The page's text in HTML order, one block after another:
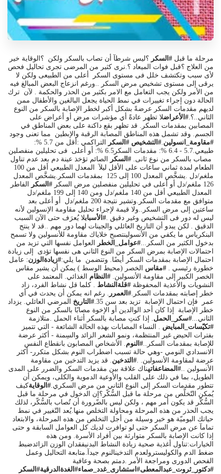
مرحلة ما قبل #السكر ؟ليس شرطآ أن تصاب بالسكر ولكن ؟الوقاية خير
من العلاج ؟قبل فوات الميعاد ؟.نرى كثير من المرضى تجرى تحاليل فحص
لأى سبب وتكتشف خلل فى مستوى السكر أعلى من الطبيعى ولكن لا
يرقى إلى مستوى تشخيص مرض السكر ..ورغم انزعاج البعض المبالغ فيه
من الأمر ولكن يجب التعامل مع الامر بكثير من الحذر والحكمة . لآن ترك
الحالة دون إجراء تغييرات في نمط الحياة يجعل البالغين والأطفال ممن
لديهم مقدمات السكر عرضةً بشكل أكبر لخطر الإصابة بالسكر من النوع
الثاني..؟.#الأعراضلا تظهر عادةً أي مؤشرات مرض أو أعراض على
المصابين بمقدمات السكر. قد تظهر بقع داكنة على بعض المناطق في
الجسم. وقد تشمل هذه المناطق المصابة الرقبة والإبطين مما تعنى وجود
#مقاومة_انسولين.#التشخيص #السكر
التراكمي :أقل من 5.7 %:
طبيعي.5.7 - 6.4 %: مقدمات السكر6.5 %: أو أعلى فى تحليلين منفصلين
مصاب بالسكر من نوع ثانى. #السكر
الصائم تؤخذ عينة دم بعد عدم تناول
الطعام لمدة ثماني ساعات على الأقل ليلآ المعدل الطبيعي أقل من 100
ملغم/دل .يشخَّص المعدل 100 إلى 125 بمقدمات السكر.يشخَّص المعدل
126 ملغم/دل أو أعلى في تحليلين منفصلين مرض السكر
#السكر
الفاطر
المعدل الطبيعي أقل من 140 ملغم/دل ومن 140 إلى 199 ملغم/دل
متوافق مع مقدمات السكر.وتشير نتيجة 200 ملغم/دل أو أعلى بعد
ساعتين إلى مرض السكر..ولا قيمة لإجراء تحليل مقاومة الإنسولين لأنه
ليس له دور فى التشخيص وغير دقيق .#الأسبابلا يُعرَف حتى الآن السبب
الدقيق . لكن يبدو أن التاريخ العائلي والجينات لهما دور مهم ..قد لا ينتج
البنكرياس ما يكفي من الأنسولينتصبح خلاياك مقاومة للأنسولين ولا تسمح
بدخول الكثير من السكر...#عوامل_الخطر
العوامل نفسها التي تزيد من
احتمالات الإصابة بمرض السكر من النوع الثاني هى نفسها تؤدى إلى زيادة
احتمال الإصابة بمقدمات السكر أيضًا. وتتضمن ما يلي:#زيادةالوزن: عامل
خطورة رئيسي . #مقاس الخصر (محيط الوسط ) يمكن أن يشير مقاس
الخصر الكبير إلى مقاومة الأنسولين. #النظام الغذائي. المعتمد على
النشويات والأعذية المحفوظة #قلةالنشاط . كلما قل نشاط الفرد، زاد
خطر إصابته بمقدمات السكر.#العمرر . رغم انه يمكن أن يحدث في أي
عمر فإن احتمال الإصابة تزيد بعد سن 35.
#التاريخ المرضي العائلي. يزداد
خطر الإصابة إذا كان أحد الوالدين أو الإخوة مصابًا بالسكر من النوع
الثاني...#سكر_الحمل. إذا كنتِ مصابة بالسكر أثناء الحمل .متلازمة
#تكيّسات_المبايض . النساء المصابات بهذه الحالة الشائعة - التي تتميز
بفترات الحيض غير المنتظمة، ونمو الشعر الزائد والسِمنة - أكثر عرضة
للإصابة بمقدمات السكر..#النوم. الأشخاص المصابون بانقطاع النفس
الانسدادي النومي -وهي حالة تسبب اضطراب النوم بشكل متكرر- أكثر
عرضة لمقاومة الأنسولين. .#التدخين. قد يزيد التدخين من مقاومة
الأنسولين ..#المضاعفاتهناك علاقة بين مقدمات السكر والضرر على المدى
الطويل، بما في ذلك على القلب والأوعية الدموية والكلى، ويمكن أن
تتطور مقدمات السكر إلى النوع الثاني من مرض السكري.#الوقايةكيف
يُمكن التّخلُّص من مرحلة ما قبل السُّكّر؟إن الدخول في مرحلة ما قبل
السُّكّر قد يكون أمر مهم ، ولكن ليس بالضّرورة أن تُصاب بالسُّكّر، لذلك
يجب الحذر من هذه المرحلة ومحاولة التخلص منها.يُعد التّغيير في نمط
حياتك اليوميّة هو خير وسيلة من أجل التخلص من هذه المرحلة، والابتعاد
تمامآ عن مرض السكر حتى لو توافرت لديك كل العوامل السابقة و حتى
إذا كانت الإصابة بالسكر متوارثة بين أفراد الأسرة. ومن هذه
الخيارات:تناول أغذية صحية زيادة النشاط البدنيفقدان الوزن الزائدضبط
ضغط الدم والكوليسترولعدم التدخينالنوم جيدآ.متابعة التحاليل وعمل
الفحص الدورى ومراجعة الأمر .دمتم بصحة وعافية
#دكتور_ثروت_عبدالمعطى#استشارى_غدد_صماء#الغدةالدرقية#السكر